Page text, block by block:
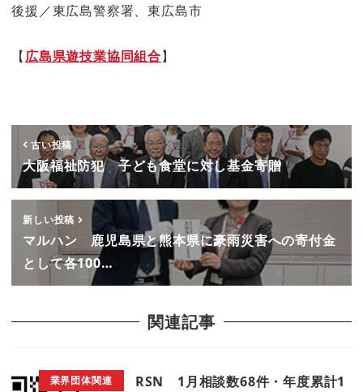
後援／東広島警察署、東広島市
【広島県遊技業協同組合】
古い投稿
大阪福祉防犯 子ども食堂に対し基金寄贈
新しい投稿
マルハン 鹿児島県と熊本県に豪雨災害への寄付金
として各100…
関連記事
業界団体関連
RSN 1月相談数68件・年度累計1